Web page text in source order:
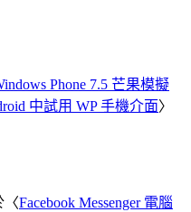
Phone 7.5 芒果模擬
中試用 WP 手機介面〉
〈Facebook Messenger 電腦